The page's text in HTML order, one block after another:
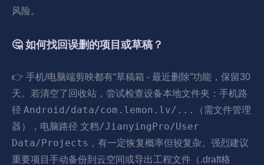
风险。
🤔 如何找回误删的项目或草稿？
👉 手机/电脑端剪映都有“草稿箱 - 最近删除”功能，保留30
天。若清空了回收站，尝试检查设备本地文件夹：手机路
径 Android/data/com.lemon.lv/...
（需文件管理
器），电脑路径 文档/JianyingPro/User
Data/Projects ，有一定恢复概率但较复杂。强烈建议
重要项目手动备份到云空间或导出工程文件（.draft格